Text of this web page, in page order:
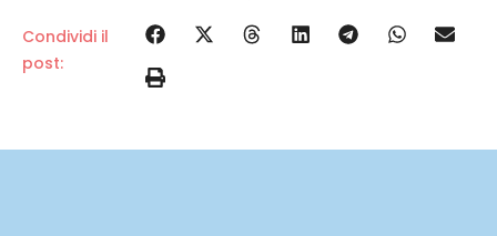
Condividi il
post: